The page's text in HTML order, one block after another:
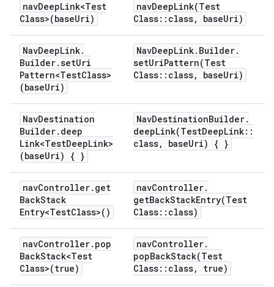
navDeepLink<Test
Class>(baseUri)
navDeepLink(Test
Class:: class, baseUri)
NavDeepLink.
Builder.setUri
Pattern<TestClass>
(baseUri)
NavDeepLink. Builder.
setUriPattern(Test
Class:: class, baseUri)
NavDestination
Builder. deep
Link<TestDeepLink>
(baseUri) { }
NavDestinationBuilder.
deepLink(TestDeepLink::
class, baseUri) { }
navController. get
BackStack
Entry<TestClass>()
navController.
getBackStackEntry(Test
Class:: class)
navController. pop
BackStack<Test
Class>(true)
navController.
popBackStack(Test
Class:: class, true)